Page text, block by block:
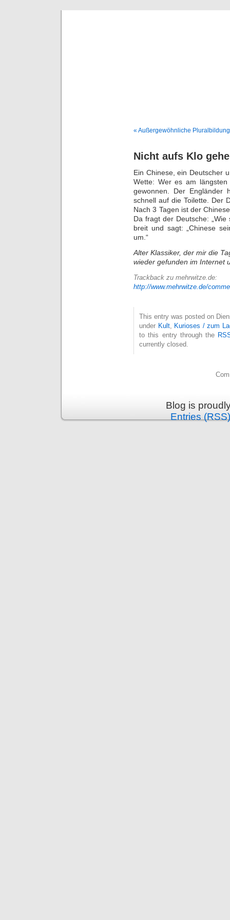
« Außergewöhnliche
Nicht aufs Klo
Ein Chinese, ein Deutscher
Wette: Wer es am
gewonnen. Der
schnell auf die Toilette. Der
Nach 3 Tagen ist der
Da fragt der Deutsche:
breit und sagt: „Chinese
um.“
Alter Klassiker, der mir die
wieder gefunden im Internet
Trackback zu mehrwitze.de:
http://www.mehrwitze.de/
This entry was posted on
under Kult,
Kurioses / zum
to this entry through the
currently closed.
Blog is
Entries (RSS)